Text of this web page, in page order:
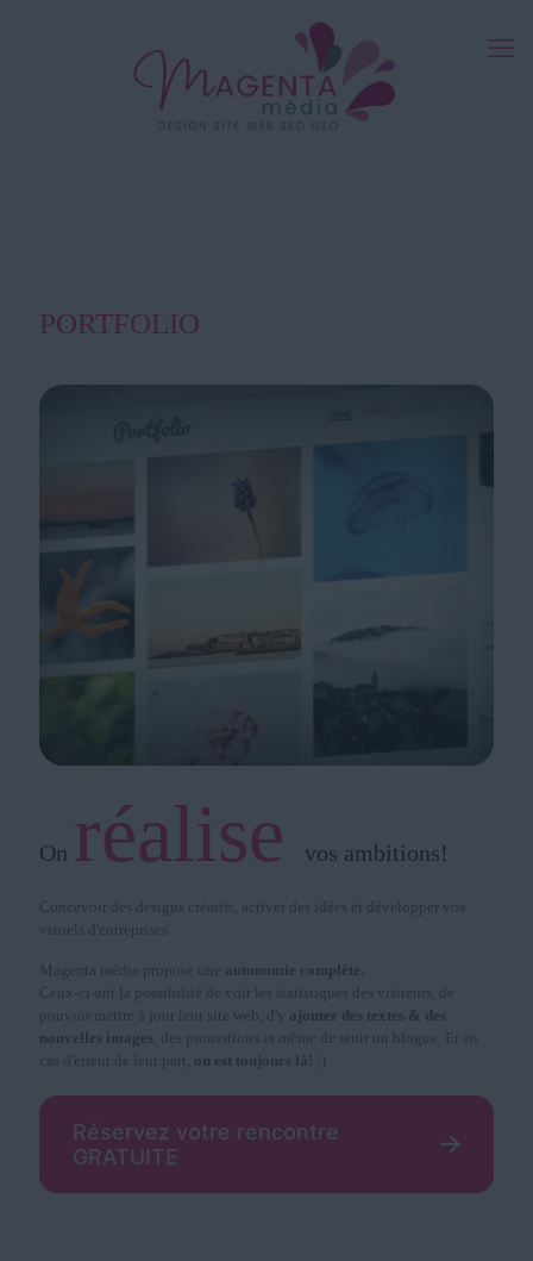
PORTFOLIO
On réalise vos ambitions!
Concevoir des designs créatifs, activer des idées et développer vos
visuels d'entreprises
Magenta média propose une autonomie complète.
Ceux-ci ont la possibilité de voir les statistiques des visiteurs, de
pouvoir mettre à jour leur site web, d'y ajouter des textes & des
nouvelles images , des promotions et même de tenir un blogue. Et en
cas d'erreur de leur part, on est toujours là!
Réservez votre rencontre
GRATUITE